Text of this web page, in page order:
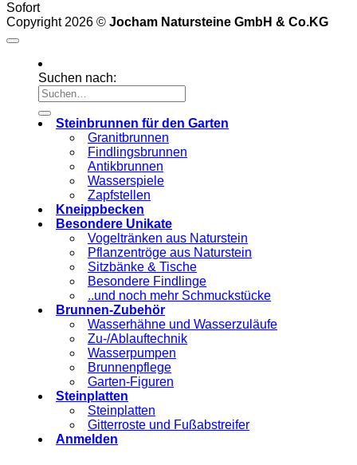
Sofort
Copyright 2026 © Jocham Natursteine GmbH & Co.KG
Suchen nach:
Steinbrunnen für den Garten
Granitbrunnen
Findlingsbrunnen
Antikbrunnen
Wasserspiele
Zapfstellen
Kneippbecken
Besondere Unikate
Vogeltränken aus Naturstein
Pflanzentröge aus Naturstein
Sitzbänke & Tische
Besondere Findlinge
..und noch mehr Schmuckstücke
Brunnen-Zubehör
Wasserhähne und Wasserzuläufe
Zu-/Ablauftechnik
Wasserpumpen
Brunnenpflege
Garten-Figuren
Steinplatten
Steinplatten
Gitterroste und Fußabstreifer
Anmelden